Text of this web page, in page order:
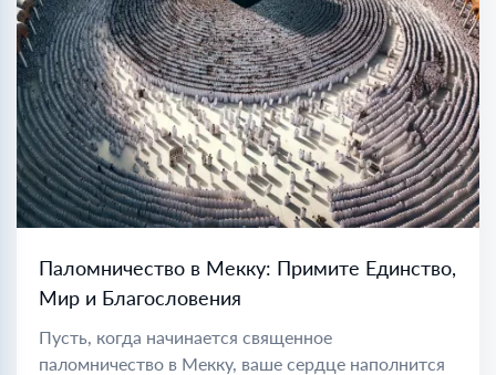
Паломничество в Мекку: Примите Единство,
Мир и Благословения
Пусть, когда начинается священное
паломничество в Мекку, ваше сердце наполнится